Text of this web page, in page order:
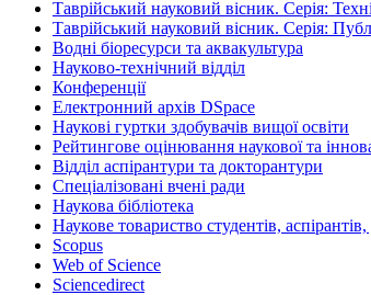
Таврійський науковий вісник. Серія:
Таврійський науковий вісник. Серія:
Водні біоресурси та аквакультура
Науково-технічний відділ
Конференції
Електронний архів DSpace
Наукові гуртки здобувачів вищої освіти
Рейтингове оцінювання наукової та
Відділ аспірантури та докторантури
Спеціалізовані вчені ради
Наукова бібліотека
Наукове товариство студентів,
Scopus
Web of Science
Sciencedirect